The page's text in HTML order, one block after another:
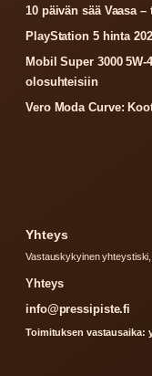
10 päivän sää Vaasa
PlayStation 5 hinta
Mobil Super 3000
olosuhteisiin
Vero Moda Curve:
Yhteys
Vastauskykyinen
Yhteys
info@pressipiste.fi
Toimituksen vastausaika: